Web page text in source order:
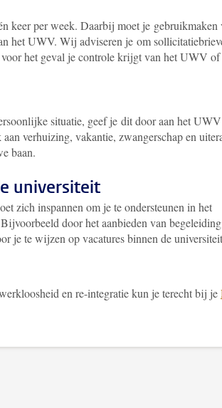
keer per week. Daarbij moet je gebruikmaken
het UWV. Wij adviseren je om
het geval je controle krijgt van het UWV of
situatie, geef je dit door aan het UWV
verhuizing, vakantie, zwangerschap en
baan.
universiteit
zich inspannen om je te ondersteunen in het
door het aanbieden van
je te wijzen op vacatures binnen de
en re-integratie kun je terecht bij je